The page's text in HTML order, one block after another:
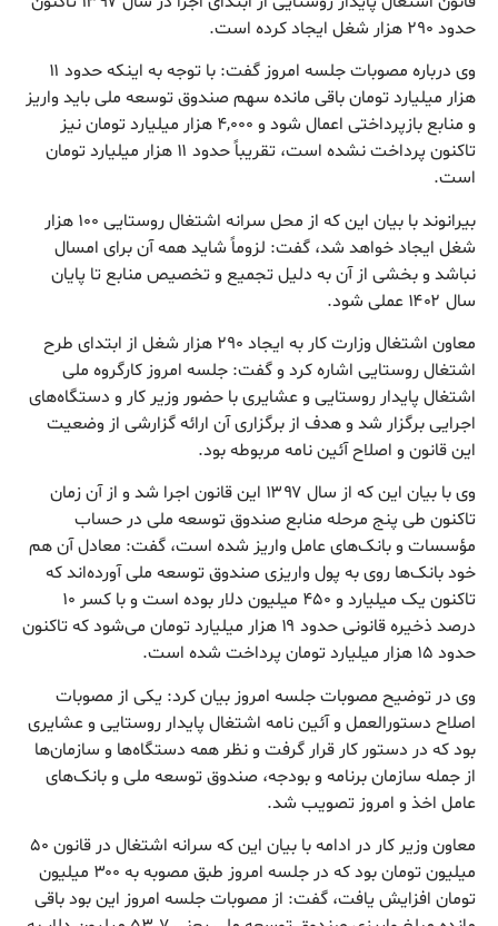
حدود ۲۹۰ هزار شغل ایجاد کرده است‌.
وی درباره مصوبات جلسه امروز گفت: با توجه به اینکه حدود ۱۱
هزار میلیارد تومان باقی مانده سهم صندوق توسعه ملی باید واریز
و منابع بازپرداختی اعمال شود و ۴,۰۰۰ هزار میلیارد تومان نیز
تاکنون پرداخت نشده است، تقریباً حدود ۱۱ هزار میلیارد تومان
است.
بیرانوند با بیان این که از محل سرانه اشتغال روستایی ۱۰۰ هزار
شغل ایجاد خواهد شد، گفت: لزوماً شاید همه آن برای امسال
نباشد و بخشی از آن به دلیل تجمیع و تخصیص منابع تا پایان
سال ۱۴۰۲ عملی شود.
معاون اشتغال وزارت کار به ایجاد ۲۹۰ هزار شغل از ابتدای طرح
اشتغال روستایی اشاره کرد و گفت: جلسه امروز کارگروه ملی
اشتغال پایدار روستایی و عشایری با حضور وزیر کار و دستگاه‌های
اجرایی برگزار شد و هدف از برگزاری آن ارائه گزارشی از وضعیت
این قانون و اصلاح آئین نامه مربوطه بود.
وی با بیان این که از سال ۱۳۹۷ این قانون اجرا شد و از آن زمان
تاکنون طی پنج مرحله منابع صندوق توسعه ملی در حساب
مؤسسات و بانک‌های عامل واریز شده است، گفت: معادل آن هم
خود بانک‌ها روی به پول واریزی صندوق توسعه ملی آورده‌اند که
تاکنون یک میلیارد و ۴۵۰ میلیون دلار بوده است و با کسر ۱۰
درصد ذخیره قانونی حدود ۱۹ هزار میلیارد تومان می‌شود که تاکنون
حدود ۱۵ هزار میلیارد تومان پرداخت شده است.
وی در توضیح مصوبات جلسه امروز بیان کرد: یکی از مصوبات
اصلاح دستورالعمل و آئین نامه اشتغال پایدار روستایی و عشایری
بود که در دستور کار قرار گرفت و نظر همه دستگاه‌ها و سازمان‌ها
از جمله سازمان برنامه و بودجه، صندوق توسعه ملی و بانک‌های
عامل اخذ و امروز تصویب شد.
معاون وزیر کار در ادامه با بیان این که سرانه اشتغال در قانون ۵۰
میلیون تومان بود که در جلسه امروز طبق مصوبه به ۳۰۰ میلیون
تومان افزایش یافت، گفت: از مصوبات جلسه امروز این بود باقی